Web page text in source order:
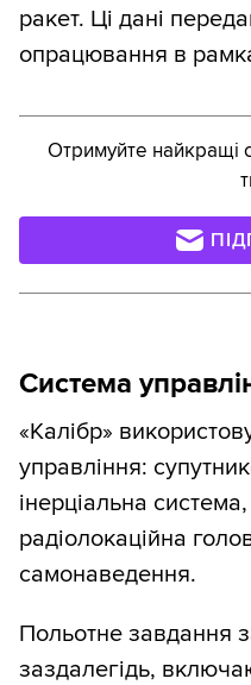
ракет. Ці дані
опрацювання в
Отримуйте найкращі
Система
«Калібр»
управління:
інерціальна
радіолокаційна
самонаведення.
Польотне завдання
заздалегідь,